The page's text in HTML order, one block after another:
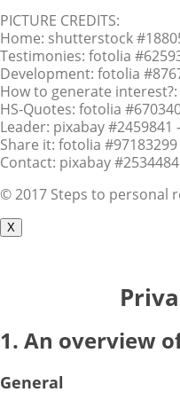
PICTURE CREDITS:
Home: shutterstock
Testimonies: fotolia
Development: fotolia
How to generate
HS-Quotes: fotolia
Leader: pixabay #2459841
Share it: fotolia #97183299
Contact: pixabay #2534484
© 2017 Steps to personal
X
1. An overview
General